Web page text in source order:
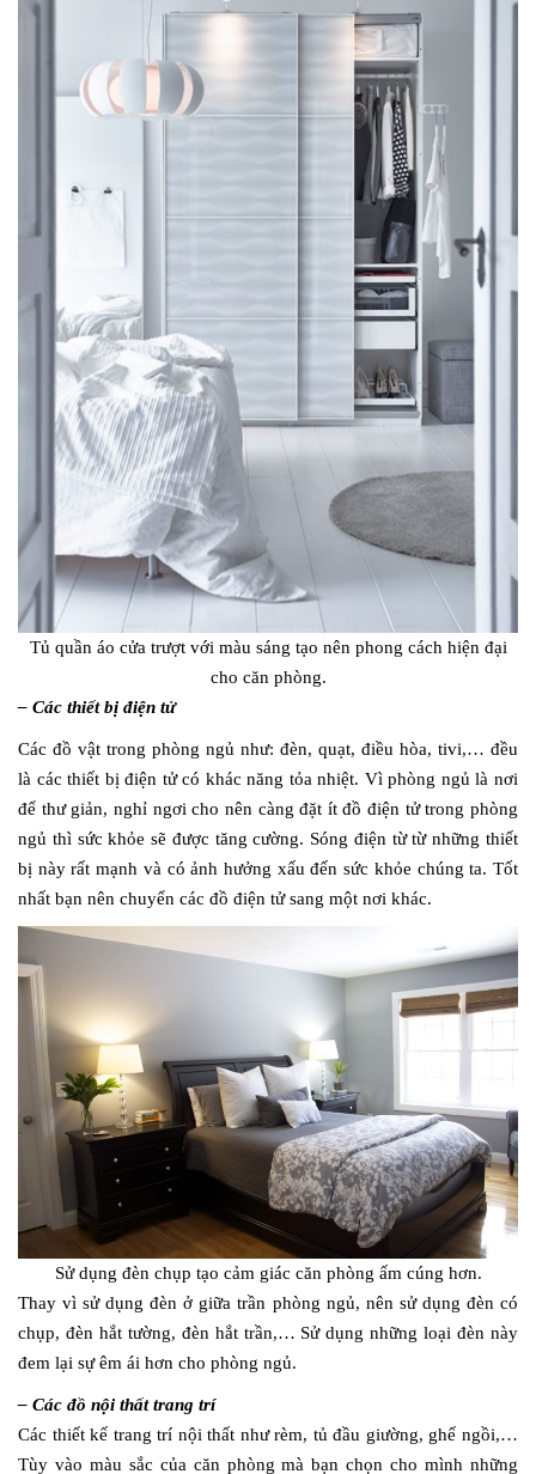
Tủ quần áo cửa trượt với màu sáng tạo nên phong cách hiện đại
cho căn phòng.
– Các thiết bị điện tử
Các đồ vật trong phòng ngủ như: đèn, quạt, điều hòa, tivi,… đều
là các thiết bị điện tử có khác năng tỏa nhiệt. Vì phòng ngủ là nơi
để thư giản, nghỉ ngơi cho nên càng đặt ít đồ điện tử trong phòng
ngủ thì sức khỏe sẽ được tăng cường. Sóng điện từ từ những thiết
bị này rất mạnh và có ảnh hưởng xấu đến sức khỏe chúng ta. Tốt
nhất bạn nên chuyển các đồ điện tử sang một nơi khác.
Sử dụng đèn chụp tạo cảm giác căn phòng ấm cúng hơn.
Thay vì sử dụng đèn ở giữa trần phòng ngủ, nên sử dụng đèn có
chụp, đèn hắt tường, đèn hắt trần,… Sử dụng những loại đèn này
đem lại sự êm ái hơn cho phòng ngủ.
– Các đồ nội thất trang trí
Các thiết kế trang trí nội thất như rèm, tủ đầu giường, ghế ngồi,…
Tùy vào màu sắc của căn phòng mà bạn chọn cho mình những